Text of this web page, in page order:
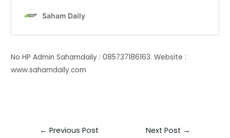
No HP Admin Sahamdaily : 085737186163. Website :
www.sahamdaily.com
← Previous Post Next Post →